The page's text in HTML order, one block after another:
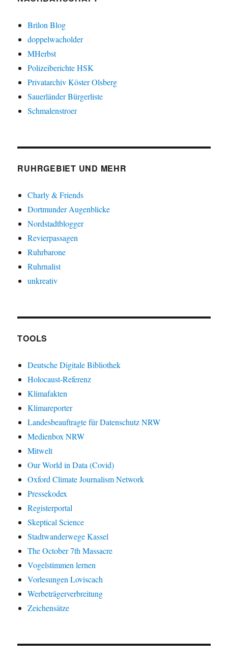
Brilon Blog
doppelwacholder
MHerbst
Polizeiberichte HSK
Privatarchiv Köster Olsberg
Sauerländer Bürgerliste
Schmalenstroer
RUHRGEBIET UND MEHR
Charly & Friends
Dortmunder Augenblicke
Nordstadtblogger
Revierpassagen
Ruhrbarone
Ruhrnalist
unkreativ
TOOLS
Deutsche Digitale Bibliothek
Holocaust-Referenz
Klimafakten
Klimareporter
Landesbeauftragte für Datenschutz NRW
Medienbox NRW
Mitwelt
Our World in Data (Covid)
Oxford Climate Journalism Network
Pressekodex
Registerportal
Skeptical Science
Stadtwanderwege Kassel
The October 7th Massacre
Vogelstimmen lernen
Vorlesungen Loviscach
Werbeträgerverbreitung
Zeichensätze